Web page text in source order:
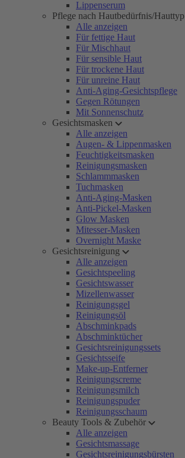
Lippenserum
Pflege nach Hautbedürfnis/Hauttyp
Alle anzeigen
Für fettige Haut
Für Mischhaut
Für sensible Haut
Für trockene Haut
Für unreine Haut
Anti-Aging-Gesichtspflege
Gegen Rötungen
Mit Sonnenschutz
Gesichtsmasken
Alle anzeigen
Augen- & Lippenmasken
Feuchtigkeitsmasken
Reinigungsmasken
Schlammmasken
Tuchmasken
Anti-Aging-Masken
Anti-Pickel-Masken
Glow Masken
Mitesser-Masken
Overnight Maske
Gesichtsreinigung
Alle anzeigen
Gesichtspeeling
Gesichtswasser
Mizellenwasser
Reinigungsgel
Reinigungsöl
Abschminkpads
Abschminktücher
Gesichtsreinigungssets
Gesichtsseife
Make-up-Entferner
Reinigungscreme
Reinigungsmilch
Reinigungspuder
Reinigungsschaum
Beauty Tools & Zubehör
Alle anzeigen
Gesichtsmassage
Gesichtsreinigungsbürsten